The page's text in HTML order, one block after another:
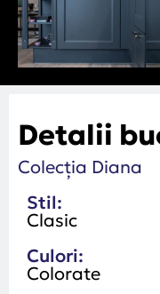
Detalii
Colecția Diana
Stil:
Clasic
Culori:
Colorate